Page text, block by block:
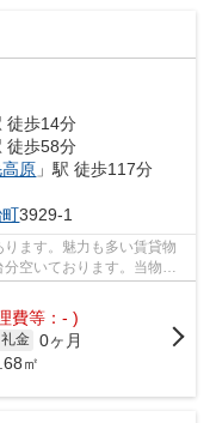
徒歩14分
徒歩58分
原 」駅 徒歩117分
3929-1
ます。魅力も多い賃貸物
空いております。当物件
費等：- )
礼金 0ヶ月
㎡